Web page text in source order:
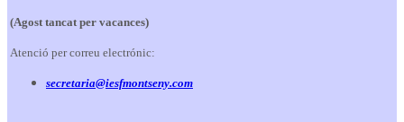
(Agost tancat per vacances)
Atenció per correu electrónic:
secretaria@iesfmontseny.com